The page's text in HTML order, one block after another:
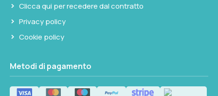
marino per prevenire infiltrazioni d'acqua,
specialmente in coperta.
Clicca qui per recedere dal contratto
Privacy policy
Cookie policy
Metodi di pagamento